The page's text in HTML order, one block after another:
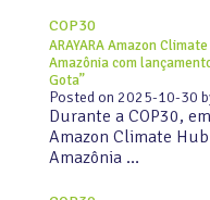
COP30
ARAYARA Amazon
Amazônia com
Gota”
Posted on 2025-10-30
Durante a COP30,
Amazon Climate
Amazônia …